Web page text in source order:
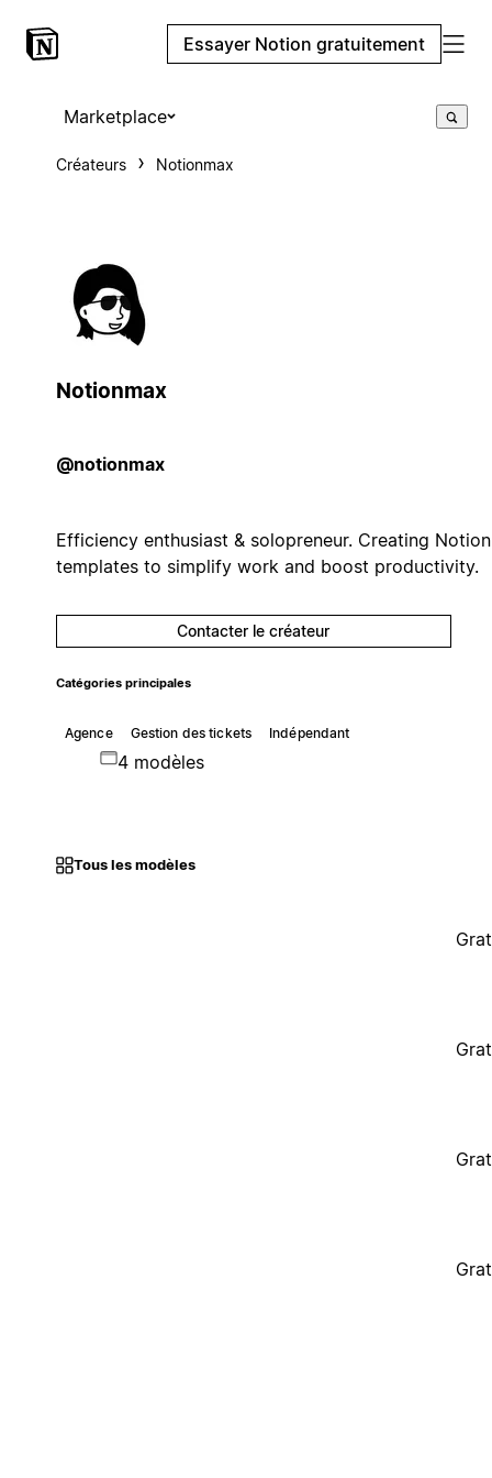
Essayer Notion gratuitement
Marketplace
Créateurs Notionmax
Notionmax
@notionmax
Efficiency enthusiast & solopreneur. Creating Notion
templates to simplify work and boost productivity.
Contacter le créateur
Catégories principales
Agence Gestion des tickets Indépendant
4 modèles
Tous les modèles